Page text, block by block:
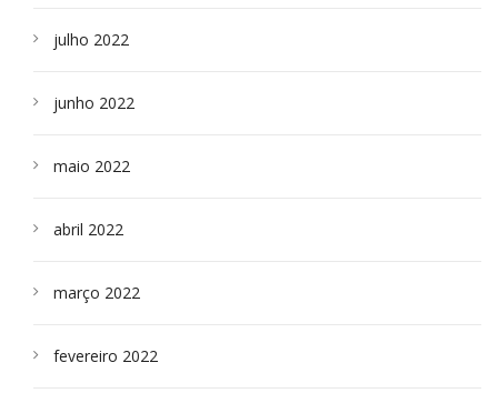
julho 2022
junho 2022
maio 2022
abril 2022
março 2022
fevereiro 2022